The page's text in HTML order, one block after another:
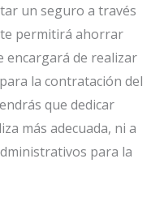
un seguro a través
permitirá ahorrar
encargará de realizar
la contratación del
que dedicar
más adecuada, ni a
para la